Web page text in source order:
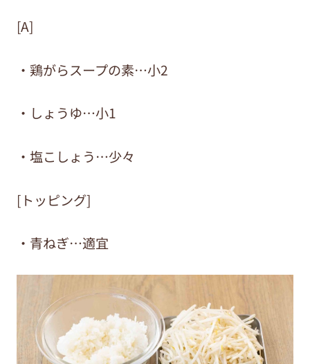
[A]
・鶏がらスープの素…小2
・しょうゆ…小1
・塩こしょう…少々
[トッピング]
・青ねぎ…適宜